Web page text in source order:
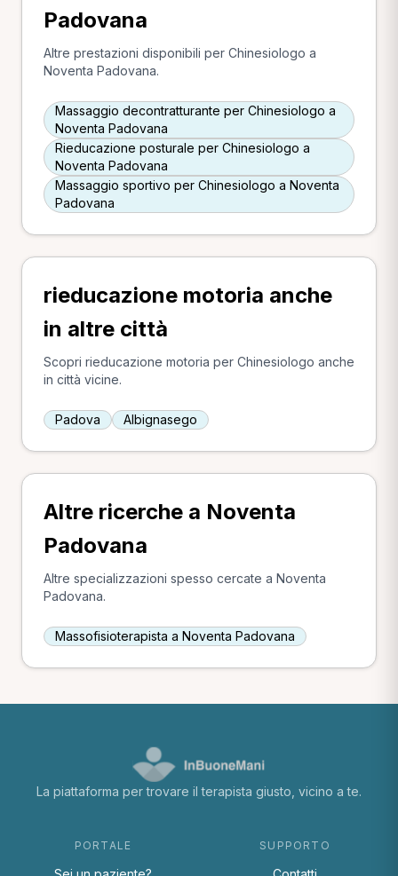
Padovana
Altre prestazioni disponibili per Chinesiologo a
Noventa Padovana.
Massaggio decontratturante per Chinesiologo a
Noventa Padovana
Rieducazione posturale per Chinesiologo a
Noventa Padovana
Massaggio sportivo per Chinesiologo a Noventa
Padovana
rieducazione motoria anche
in altre città
Scopri rieducazione motoria per Chinesiologo anche
in città vicine.
Padova Albignasego
Altre ricerche a Noventa
Padovana
Altre specializzazioni spesso cercate a Noventa
Padovana.
Massofisioterapista a Noventa Padovana
La piattaforma per trovare il terapista giusto, vicino a te.
PORTALE SUPPORTO